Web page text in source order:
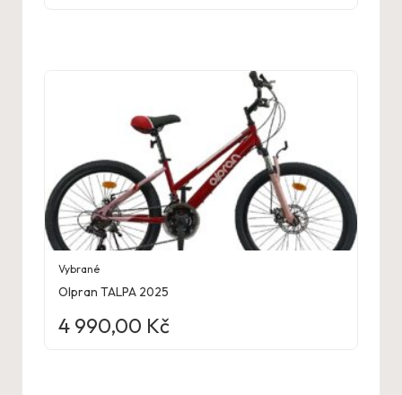
Vybrané
Olpran TALPA 2025
4 990,00 Kč